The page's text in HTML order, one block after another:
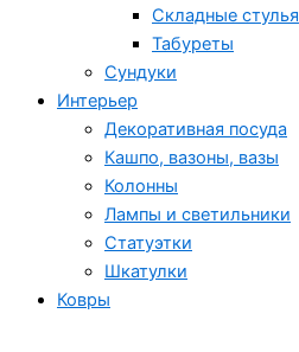
Складные стулья
Табуреты
Сундуки
Интерьер
Декоративная посуда
Кашпо, вазоны, вазы
Колонны
Лампы и светильники
Статуэтки
Шкатулки
Ковры